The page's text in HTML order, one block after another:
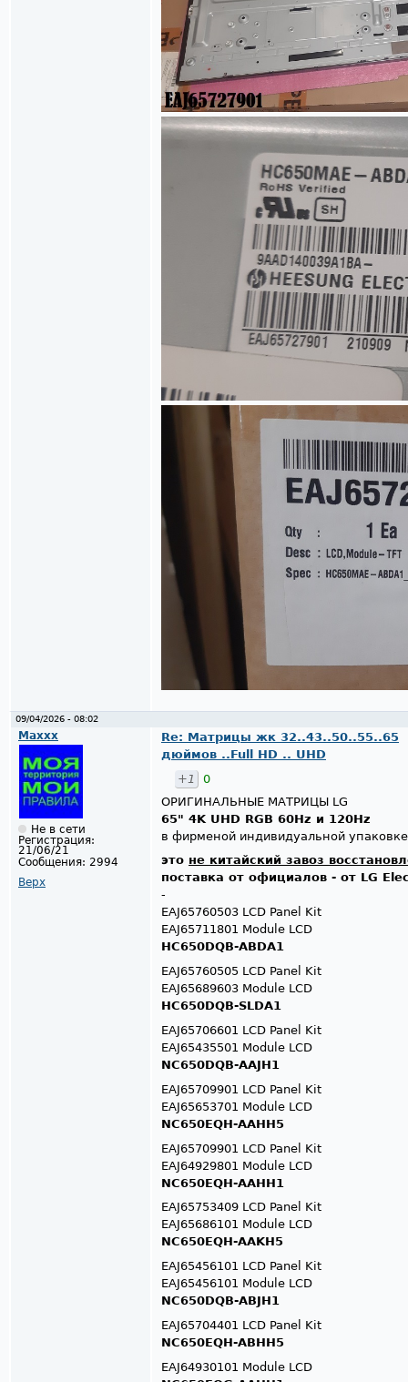
09/04/2026 - 08:02
Maxxx
Не в сети
Регистрация:
21/06/21
Сообщения: 2994
Верх
Re: Матрицы жк 32..43..50..55..65
дюймов ..Full HD .. UHD
+1
0
ОРИГИНАЛЬНЫЕ МАТРИЦЫ LG
65" 4K UHD RGB 60Hz и 120Hz
в фирменой индивидуальной упаковке
это не китайский завоз
поставка от официалов - от LG
-
EAJ65760503 LCD Panel Kit
EAJ65711801 Module LCD
HC650DQB-ABDA1
EAJ65760505 LCD Panel Kit
EAJ65689603 Module LCD
HC650DQB-SLDA1
EAJ65706601 LCD Panel Kit
EAJ65435501 Module LCD
NC650DQB-AAJH1
EAJ65709901 LCD Panel Kit
EAJ65653701 Module LCD
NC650EQH-AAHH5
EAJ65709901 LCD Panel Kit
EAJ64929801 Module LCD
NC650EQH-AAHH1
EAJ65753409 LCD Panel Kit
EAJ65686101 Module LCD
NC650EQH-AAKH5
EAJ65456101 LCD Panel Kit
EAJ65456101 Module LCD
NC650DQB-ABJH1
EAJ65704401 LCD Panel Kit
NC650EQH-ABHH5
EAJ64930101 Module LCD